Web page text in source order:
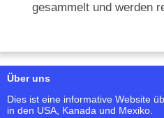
gesammelt und werden
Über uns
Dies ist eine informative Website
in den USA, Kanada und Mexiko.